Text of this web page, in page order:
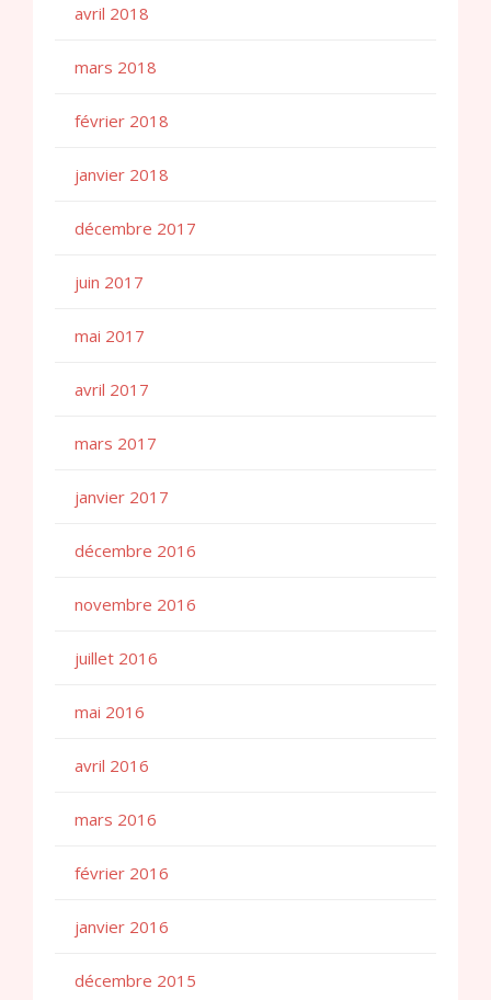
avril 2018
mars 2018
février 2018
janvier 2018
décembre 2017
juin 2017
mai 2017
avril 2017
mars 2017
janvier 2017
décembre 2016
novembre 2016
juillet 2016
mai 2016
avril 2016
mars 2016
février 2016
janvier 2016
décembre 2015